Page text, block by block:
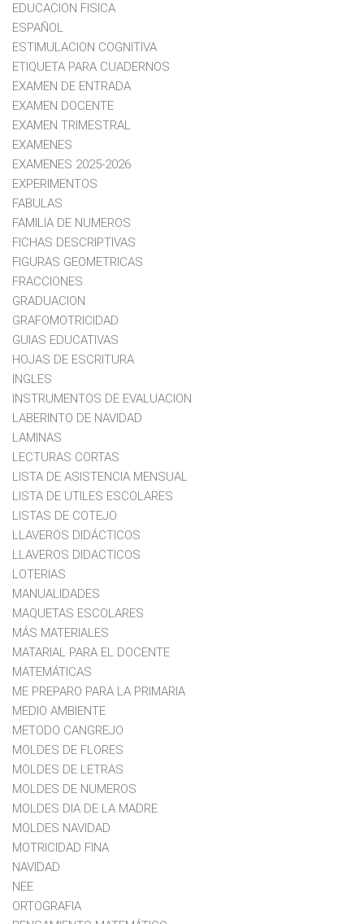
EDUCACION FISICA
ESPAÑOL
ESTIMULACION COGNITIVA
ETIQUETA PARA CUADERNOS
EXAMEN DE ENTRADA
EXAMEN DOCENTE
EXAMEN TRIMESTRAL
EXAMENES
EXAMENES 2025-2026
EXPERIMENTOS
FABULAS
FAMILIA DE NUMEROS
FICHAS DESCRIPTIVAS
FIGURAS GEOMETRICAS
FRACCIONES
GRADUACION
GRAFOMOTRICIDAD
GUIAS EDUCATIVAS
HOJAS DE ESCRITURA
INGLES
INSTRUMENTOS DE EVALUACION
LABERINTO DE NAVIDAD
LAMINAS
LECTURAS CORTAS
LISTA DE ASISTENCIA MENSUAL
LISTA DE UTILES ESCOLARES
LISTAS DE COTEJO
LLAVEROS DIDÁCTICOS
LLAVEROS DIDACTICOS
LOTERIAS
MANUALIDADES
MAQUETAS ESCOLARES
MÁS MATERIALES
MATARIAL PARA EL DOCENTE
MATEMÁTICAS
ME PREPARO PARA LA PRIMARIA
MEDIO AMBIENTE
METODO CANGREJO
MOLDES DE FLORES
MOLDES DE LETRAS
MOLDES DE NUMEROS
MOLDES DIA DE LA MADRE
MOLDES NAVIDAD
MOTRICIDAD FINA
NAVIDAD
NEE
ORTOGRAFIA